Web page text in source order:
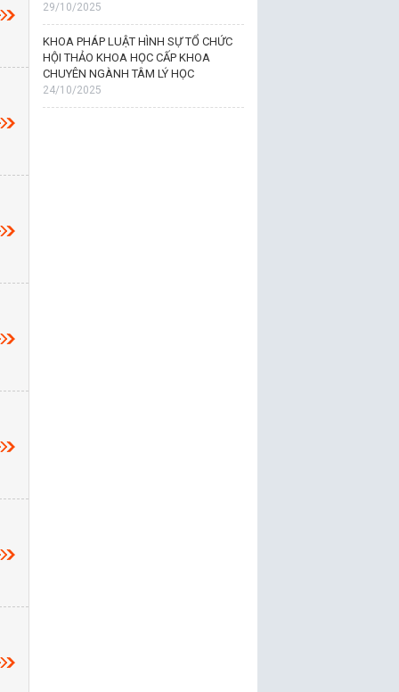
29/10/2025
KHOA PHÁP LUẬT HÌNH SỰ TỔ CHỨC
HỘI THẢO KHOA HỌC CẤP KHOA
CHUYÊN NGÀNH TÂM LÝ HỌC
24/10/2025